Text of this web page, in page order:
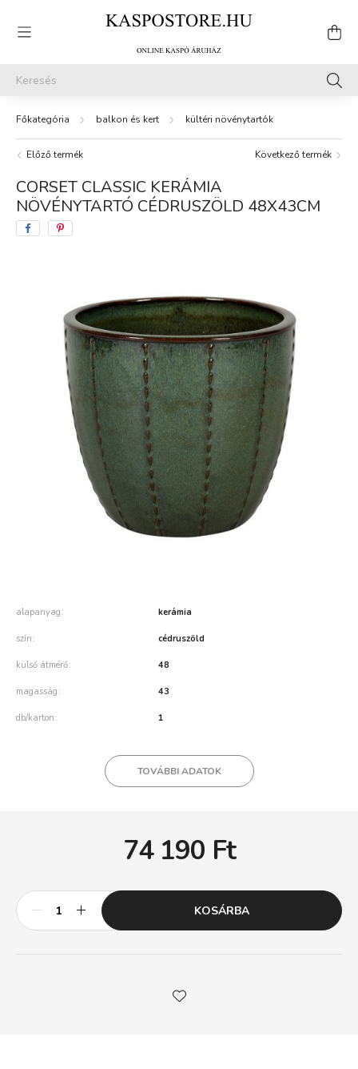
balkon és kert kültéri növénytartók
Előző termék Következő termék
CORSET CLASSIC KERÁMIA
NÖVÉNYTARTÓ CÉDRUSZÖLD 48X43CM
alapanyag kerámia
szín cédruszöld
külső átmérő 48
magasság 43
db/karton 1
TOVÁBBI ADATOK
74 190 Ft
KOSÁRBA